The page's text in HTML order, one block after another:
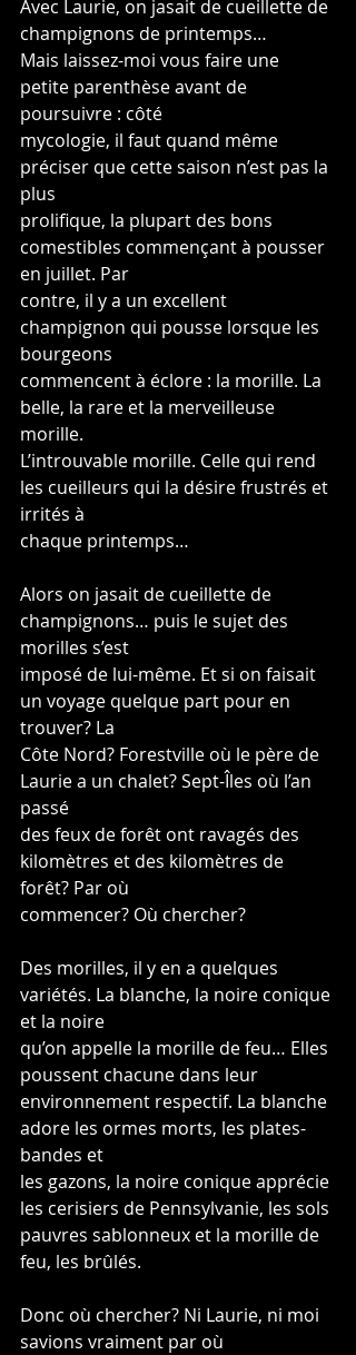
Avec Laurie, on jasait de cueillette de
champignons de printemps…
Mais laissez-moi vous faire une
petite parenthèse avant de
poursuivre : côté
mycologie, il faut quand même
préciser que cette saison n’est pas la
plus
prolifique, la plupart des bons
comestibles commençant à pousser
en juillet. Par
contre, il y a un excellent
champignon qui pousse lorsque les
bourgeons
commencent à éclore : la morille. La
belle, la rare et la merveilleuse
morille.
L’introuvable morille. Celle qui rend
les cueilleurs qui la désire frustrés et
irrités à
chaque printemps…
Alors on jasait de cueillette de
champignons… puis le sujet des
morilles s’est
imposé de lui-même. Et si on faisait
un voyage quelque part pour en
trouver? La
Côte Nord? Forestville où le père de
Laurie a un chalet? Sept-Îles où l’an
passé
des feux de forêt ont ravagés des
kilomètres et des kilomètres de
forêt? Par où
commencer? Où chercher?
Des morilles, il y en a quelques
variétés. La blanche, la noire conique
et la noire
qu’on appelle la morille de feu… Elles
poussent chacune dans leur
environnement respectif. La blanche
adore les ormes morts, les plates-
bandes et
les gazons, la noire conique apprécie
les cerisiers de Pennsylvanie, les sols
pauvres sablonneux et la morille de
feu, les brûlés.
Donc où chercher? Ni Laurie, ni moi
savions vraiment par où